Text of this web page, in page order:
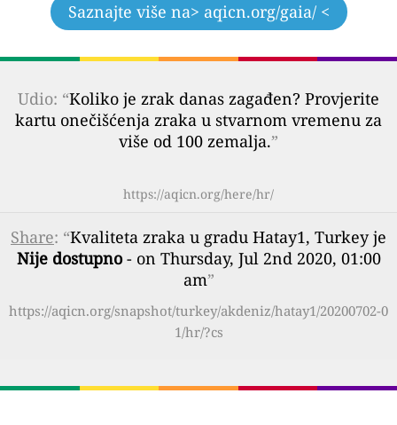
Saznajte više na> aqicn.org/gaia/ <
Udio: “Koliko je zrak danas zagađen? Provjerite
kartu onečišćenja zraka u stvarnom vremenu za
više od 100 zemalja.”
https://aqicn.org/here/hr/
Share: “Kvaliteta zraka u gradu Hatay1, Turkey je
Nije dostupno- on Thursday, Jul 2nd 2020, 01:00
am”
https://aqicn.org/snapshot/turkey/akdeniz/hatay1/20200702-0
1/hr/?cs